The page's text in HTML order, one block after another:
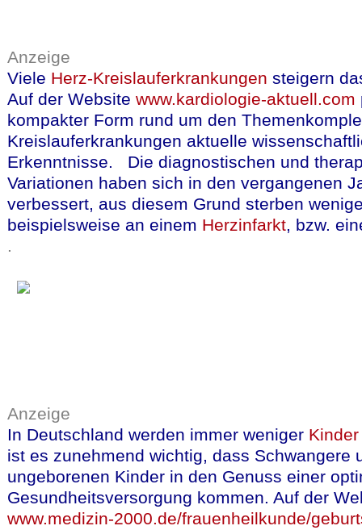
Anzeige
Viele Herz-Kreislauferkrankungen steigern
Auf der Website www.kardiologie-aktuell.com
kompakter Form rund um den
Kreislauferkrankungen aktuelle
Erkenntnisse. Die diagnostischen und
Variationen haben sich in den vergangenen
verbessert, aus diesem Grund sterben
beispielsweise an einem Herzinfarkt, bzw.
.
Anzeige
In Deutschland werden immer weniger Kinder
ist es zunehmend wichtig, dass Schwangere
ungeborenen Kinder in den Genuss einer
Gesundheitsversorgung kommen. Auf der
www.medizin-2000.de/frauenheilkunde/